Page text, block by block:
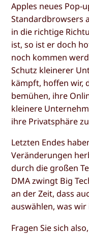
Apples neues Pop-
Standardbrowsers
in die richtige
ist, so ist er doch
noch kommen
Schutz kleinerer
kämpft, hoffen wir,
bemühen, ihre
kleinere
ihre Privatsphäre
Letzten Endes
Veränderungen
durch die großen
DMA zwingt Big
an der Zeit, dass
auswählen, was
Fragen Sie sich